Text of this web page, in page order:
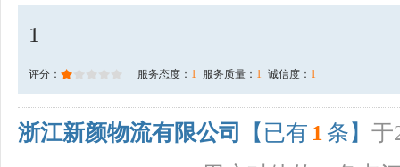
1
评分： 服务态度： 1 服务质量： 1 诚信度： 1
浙江新颜物流有限公司 【已有 1 条】 于